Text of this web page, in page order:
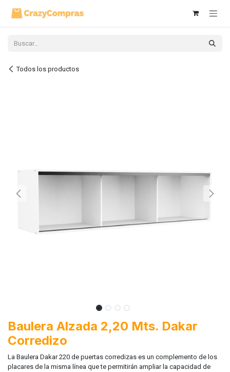
Todos los productos
Baulera Alzada 2,20 Mts. Dakar
Corredizo
La Baulera Dakar 220 de puertas corredizas es un complemento de los
placares de la misma línea que te permitirán ampliar la capacidad de